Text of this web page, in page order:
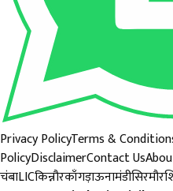
Privacy PolicyTerms &
PolicyDisclaimerContact Us
चंबाLICकिन्नौरकाँगड़ाऊनामंडीसिरमौर